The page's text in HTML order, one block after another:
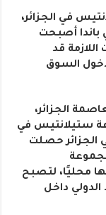
في الجزائر،
باندا أصبحت
قد
السوق
الجزائر،
ستيلانتيس في
الجزائر حصلت
محليًا، لتصبح
الدولي داخل